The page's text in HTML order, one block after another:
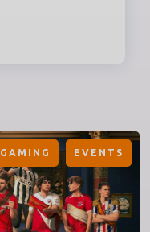
GAMING EVENTS